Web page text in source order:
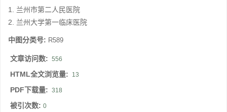
1. 兰州市第二人民医院
2. 兰州大学第一临床医院
中图分类号: R589
文章访问数: 556
HTML全文浏览量: 13
PDF下载量: 318
被引次数: 0